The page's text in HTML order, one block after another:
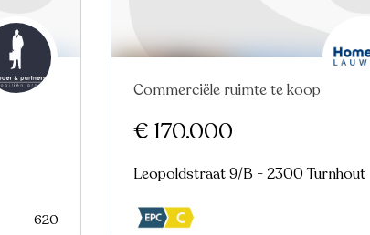
620
Commerciële ruimte te koop
€ 170.000
Leopoldstraat 9/B - 2300 Turnhout